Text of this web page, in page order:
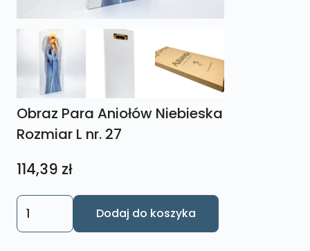
Obraz Para Aniołów Niebieska
Rozmiar L nr. 27
114,39 zł
ilość
Obraz
Dodaj do koszyka